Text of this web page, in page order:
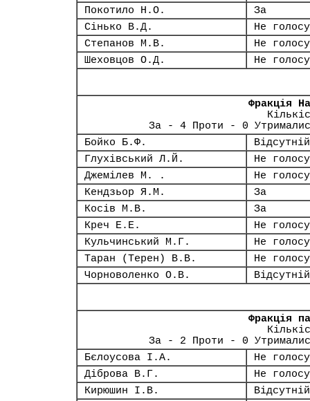
Покотило Н.О.
За
Сінько В.Д.
Не
Степанов М.В.
Не
Шеховцов О.Д.
Не
Фракція
За - 4 Проти - 0
Бойко Б.Ф.
Відсутній
Глухівський Л.Й.
Не
Джемілев М. .
Не
Кендзьор Я.М.
За
Косів М.В.
За
Креч Е.Е.
Не
Кульчинський М.Г.
Не
Таран (Терен) В.В.
Не
Чорноволенко О.В.
Відсутній
Фракція
За - 2 Проти - 0
Бєлоусова І.А.
Не
Діброва В.Г.
Не
Кирюшин І.В.
Відсутній